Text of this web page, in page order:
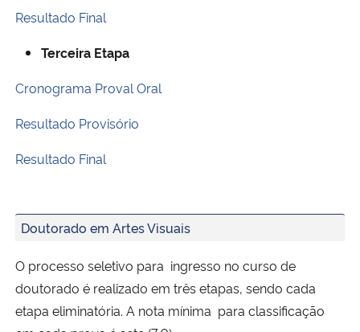
Resultado Final
Terceira Etapa
Cronograma Proval Oral
Resultado Provisório
Resultado Final
Doutorado em Artes Visuais
O processo seletivo para ingresso no curso de
doutorado é realizado em três etapas, sendo cada
etapa eliminatória. A nota mínima para classificação